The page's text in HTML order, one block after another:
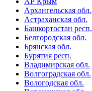
Архангельская обл.
Астраханская обл.
Башкортостан респ.
Белгородская обл.
Брянская обл.
Бурятия респ.
Владимирская обл.
Волгоградская обл.
Вологодская обл.